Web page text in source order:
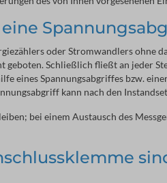
oder Stromwandlers ohne
Schließlich fließt an jeder
eines Spannungsabgriffes bzw.
kann nach den
bei einem Austausch des